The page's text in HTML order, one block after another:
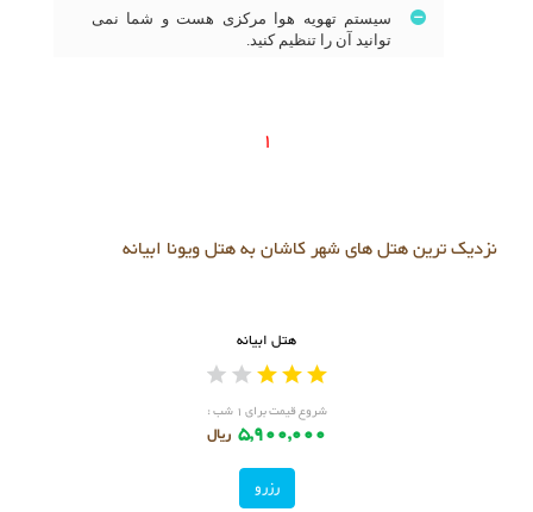
سیستم تهویه هوا مرکزی هست و شما نمی
توانید آن را تنظیم کنید.
1
نزدیک ترین هتل های شهر کاشان به هتل ویونا ابیانه
هتل ابیانه
شروع قیمت برای ۱ شب :
5,900,000 ریال
رزرو